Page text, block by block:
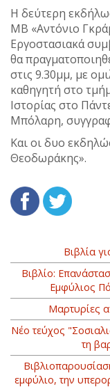
Η δεύτερη
ΜΒ «Αντόνιο
Εργοστασιακά
θα
στις 9.30μμ, με
καθηγητή στο
Ιστορίας στο
Μπόλαρη,
Και οι δυο
Θεοδωράκης».
Βιβλία
Βιβλίο:
Εμφύλιος
Μαρτυρίες
Νέο τεύχος
τη
εμφύλιο, την